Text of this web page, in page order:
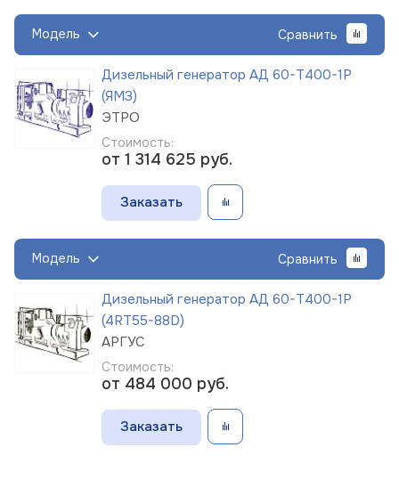
Модель Сравнить
Дизельный генератор АД 60-Т400-1Р
(ЯМЗ)
ЭТРО
Стоимость:
от 1 314 625 руб.
Заказать
Модель Сравнить
Дизельный генератор АД 60-Т400-1Р
(4RT55-88D)
АРГУС
Стоимость:
от 484 000 руб.
Заказать